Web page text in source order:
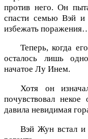
против него. Он
спасти семью Вэй
избежать
Теперь, когда
осталось лишь
начатое Лу Инем.
Хотя он
почувствовал
давила невидимая
Вэй Жун встал и